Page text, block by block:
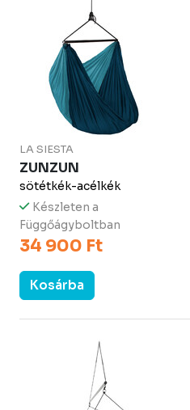
LA SIESTA
ZUNZUN
sötétkék-acélkék
Készleten a
Függőágyboltban
34 900 Ft
Kosárba